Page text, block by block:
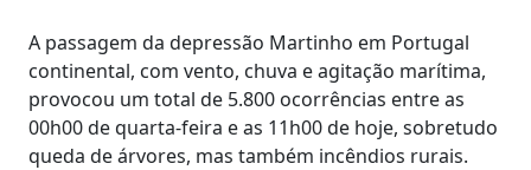
A passagem da depressão Martinho em Portugal
continental, com vento, chuva e agitação marítima,
provocou um total de 5.800 ocorrências entre as
00h00 de quarta-feira e as 11h00 de hoje, sobretudo
queda de árvores, mas também incêndios rurais.